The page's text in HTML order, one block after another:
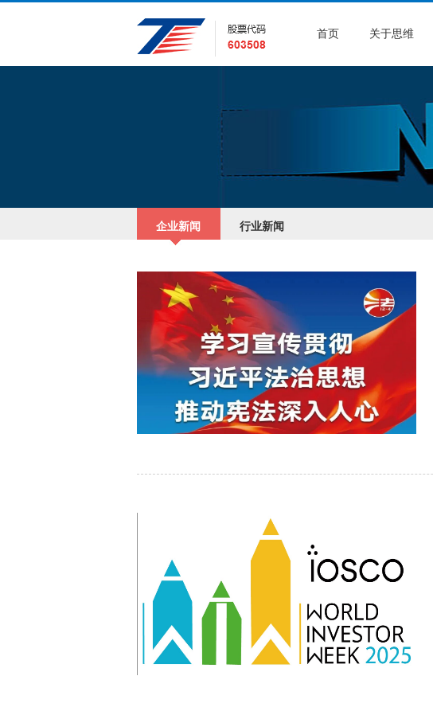
首页 关于思维
企业新闻 行业新闻